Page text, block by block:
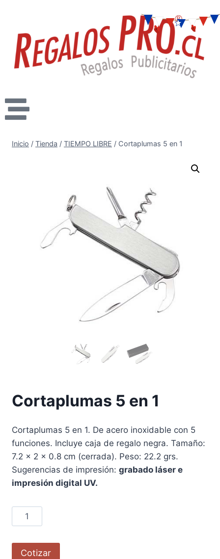
Inicio / Tienda / TIEMPO LIBRE / Cortaplumas 5 en 1
Cortaplumas 5 en 1
Cortaplumas 5 en 1. De acero inoxidable con 5
funciones. Incluye caja de regalo negra. Tamaño:
7.2 x 2 x 0.8 cm (cerrada). Peso: 22.2 grs.
Sugerencias de impresión: grabado láser e
impresión digital UV.
Cotizar